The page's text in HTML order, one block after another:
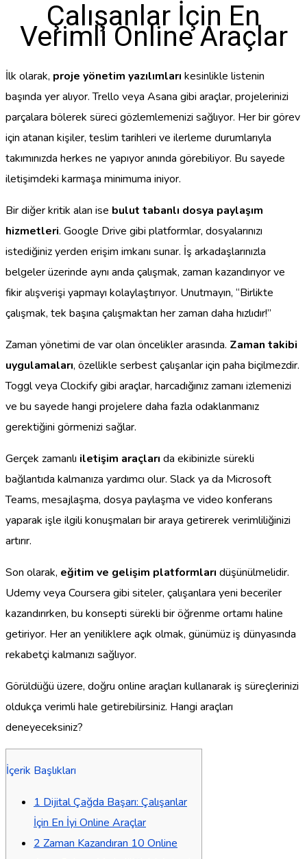
Çalışanlar İçin En
Verimli Online Araçlar
İlk olarak, proje yönetim yazılımları kesinlikle listenin
başında yer alıyor. Trello veya Asana gibi araçlar, projelerinizi
parçalara bölerek süreci gözlemlemenizi sağlıyor. Her bir görev
için atanan kişiler, teslim tarihleri ve ilerleme durumlarıyla
takımınızda herkes ne yapıyor anında görebiliyor. Bu sayede
iletişimdeki karmaşa minimuma iniyor.
Bir diğer kritik alan ise bulut tabanlı dosya paylaşım
hizmetleri. Google Drive gibi platformlar, dosyalarınızı
istediğiniz yerden erişim imkanı sunar. İş arkadaşlarınızla
belgeler üzerinde aynı anda çalışmak, zaman kazandırıyor ve
fikir alışverişi yapmayı kolaylaştırıyor. Unutmayın, “Birlikte
çalışmak, tek başına çalışmaktan her zaman daha hızlıdır!”
Zaman yönetimi de var olan öncelikler arasında. Zaman takibi
uygulamaları, özellikle serbest çalışanlar için paha biçilmezdir.
Toggl veya Clockify gibi araçlar, harcadığınız zamanı izlemenizi
ve bu sayede hangi projelere daha fazla odaklanmanız
gerektiğini görmenizi sağlar.
Gerçek zamanlı iletişim araçları da ekibinizle sürekli
bağlantıda kalmanıza yardımcı olur. Slack ya da Microsoft
Teams, mesajlaşma, dosya paylaşma ve video konferans
yaparak işle ilgili konuşmaları bir araya getirerek verimliliğinizi
artırır.
Son olarak, eğitim ve gelişim platformları düşünülmelidir.
Udemy veya Coursera gibi siteler, çalışanlara yeni beceriler
kazandırırken, bu konsepti sürekli bir öğrenme ortamı haline
getiriyor. Her an yeniliklere açık olmak, günümüz iş dünyasında
rekabetçi kalmanızı sağlıyor.
Görüldüğü üzere, doğru online araçları kullanarak iş süreçlerinizi
oldukça verimli hale getirebilirsiniz. Hangi araçları
deneyeceksiniz?
İçerik Başlıkları
1 Dijital Çağda Başarı: Çalışanlar
İçin En İyi Online Araçlar
2 Zaman Kazandıran 10 Online